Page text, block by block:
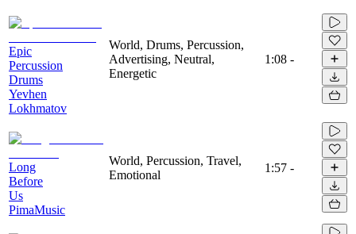
Epic
Percussion
Drums
Yevhen
Lokhmatov
World, Drums, Percussion,
Advertising, Neutral,
Energetic
1:08 -
Long
Before
Us
PimaMusic
World, Percussion, Travel,
Emotional
1:57 -